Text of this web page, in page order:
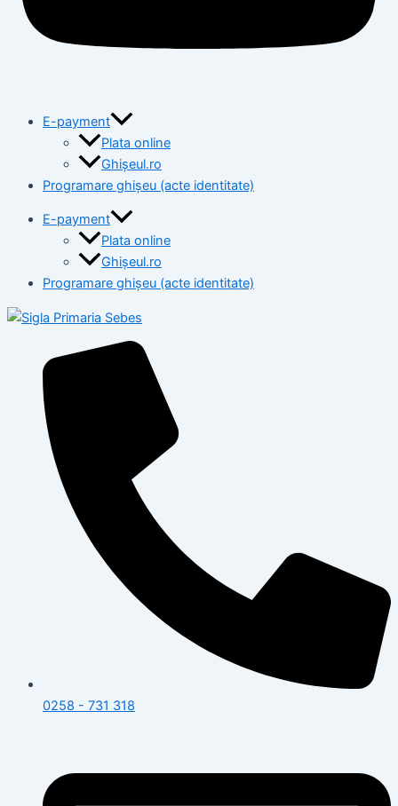
E-payment
Plata online
Ghișeul.ro
Programare ghișeu (acte identitate)
E-payment
Plata online
Ghișeul.ro
Programare ghișeu (acte identitate)
0258 - 731 318